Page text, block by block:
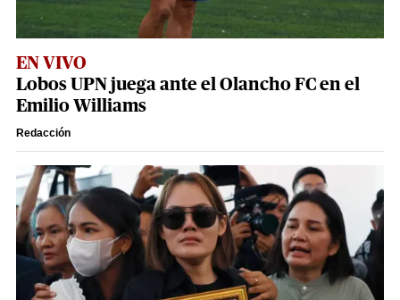
EN VIVO
Lobos UPN juega ante el Olancho FC en el
Emilio Williams
Redacción